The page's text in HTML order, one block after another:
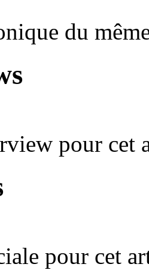
du
pour cet
pour cet